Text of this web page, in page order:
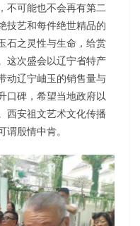
不可能也不会再有第二
技艺和每件绝世精品的
石之灵性与生命，给赏
这次盛会以辽宁省特产
动辽宁岫玉的销售量与
口碑，希望当地政府以
西安祖文艺术文化传播
殷情中肯。